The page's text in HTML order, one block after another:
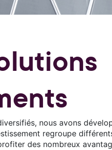
nous avons
regroupe
des nombreux